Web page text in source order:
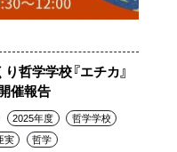
哲学学校『エチカ』
催報告
2025年度
哲学学校
実 哲学